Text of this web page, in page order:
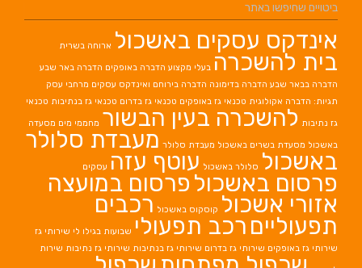
ביטויים שחיפשו באתר
אינדקס עסקים באשכול ארוחה בשרית
בית להשכרה בעלי מקצוע הדברה באופקים הדברה באר שבע
הדברה בבאר שבע הדברה בדימונה הדברה בירוחם ואינדקס עסקים מרחבי עסק
תגיות: הדברה אקולוגית טכנאי גז באופקים טכנאי גז בדרום טכנאי גז בנתיבות טכנאי
גז נתיבות להשכרה בעין הבשור מחממי מים מסעדה
באשכול מסעדת בשרים באשכול מעבדת סלולר מעבדת סלולר
באשכול סלולר באשכול עוטף עזה עסקים
פרסום באשכול פרסום במועצה
אזורי אשכול קוסקוס באשכול רכבים
תפעוליים רכב תפעולי שבועות בגילו לי שירותי גז
שירותי גז באופקים שירותי גז בדרום שירותי גז בנתיבות שירותי גז נתיבות שירות